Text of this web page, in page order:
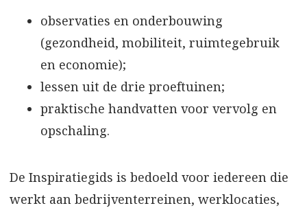
observaties en onderbouwing
(gezondheid, mobiliteit, ruimtegebruik
en economie);
lessen uit de drie proeftuinen;
praktische handvatten voor vervolg en
opschaling.
De Inspiratiegids is bedoeld voor iedereen die
werkt aan bedrijventerreinen, werklocaties,